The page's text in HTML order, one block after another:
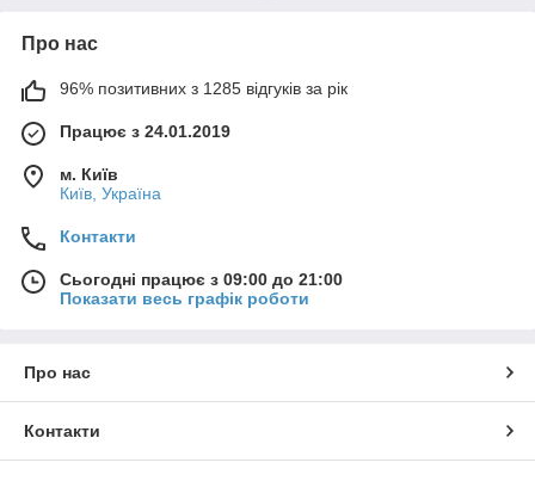
Про нас
96% позитивних з 1285 відгуків за рік
Працює з 24.01.2019
м. Київ
Київ, Україна
Контакти
Сьогодні працює з 09:00 до 21:00
Показати весь графік роботи
Про нас
Контакти